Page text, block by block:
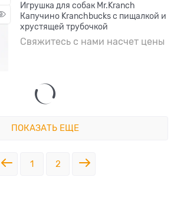
Игрушка для собак Mr.Kranch
Капучино Kranchbucks с пищалкой и
хрустящей трубочкой
Свяжитесь с нами насчет цены
ПОКАЗАТЬ ЕЩЕ
1 2